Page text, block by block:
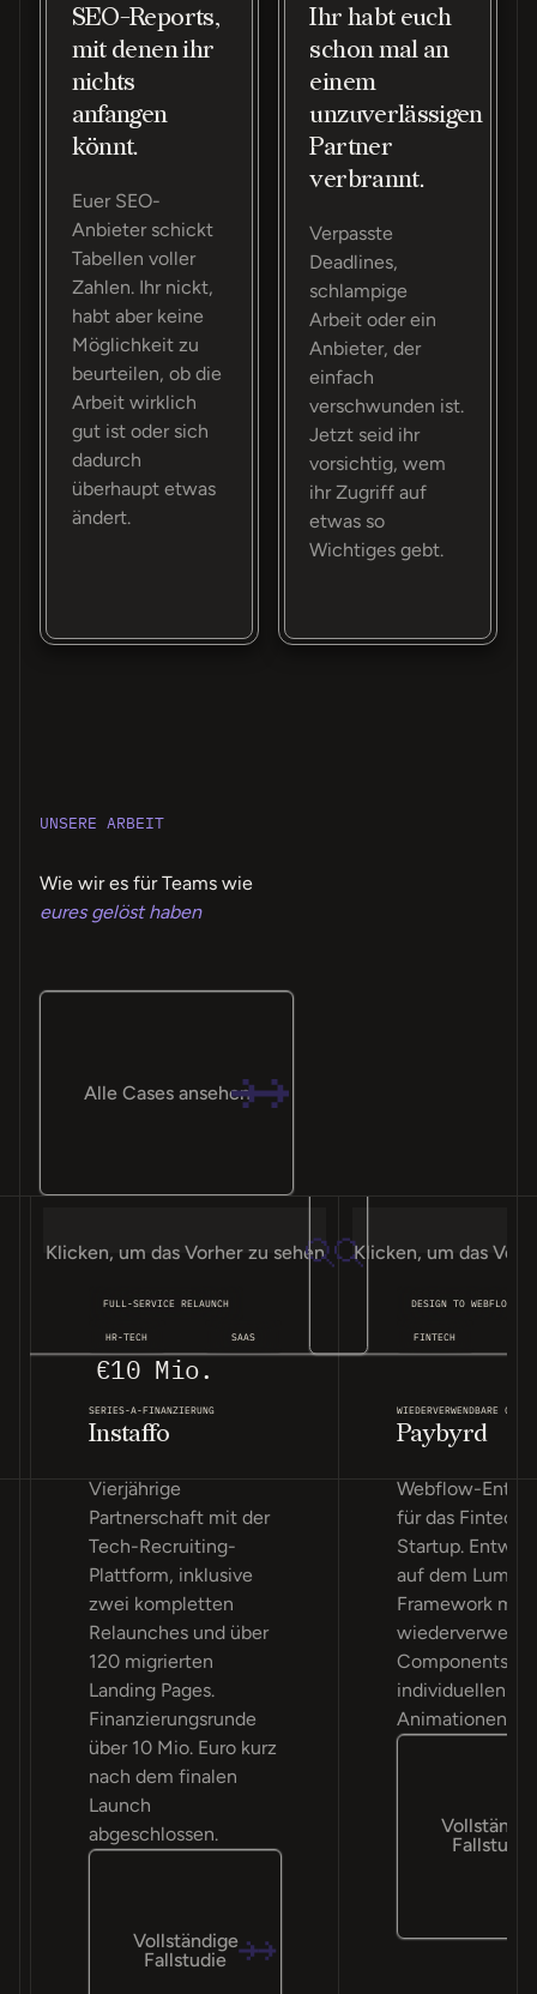
SEO-Reports,
mit denen ihr
nichts
anfangen
könnt.
Euer SEO-
Anbieter schickt
Tabellen voller
Zahlen. Ihr nickt,
habt aber keine
Möglichkeit zu
beurteilen, ob die
Arbeit wirklich
gut ist oder sich
dadurch
überhaupt etwas
ändert.
Ihr habt euch
schon mal an
einem
unzuverlässigen
Partner
verbrannt.
Verpasste
Deadlines,
schlampige
Arbeit oder ein
Anbieter, der
einfach
verschwunden ist.
Jetzt seid ihr
vorsichtig, wem
ihr Zugriff auf
etwas so
Wichtiges gebt.
UNSERE ARBEIT
Wie wir es für Teams wie
eures gelöst haben
Alle Cases ansehen
Klicken, um das Vorher zu sehen
FULL-SERVICE RELAUNCH
HR-TECH SAAS
€10 Mio.
SERIES-A-FINANZIERUNG
Instaffo
Vierjährige
Partnerschaft mit der
Tech-Recruiting-
Plattform, inklusive
zwei kompletten
Relaunches und über
120 migrierten
Landing Pages.
Finanzierungsrunde
über 10 Mio. Euro kurz
nach dem finalen
Launch
abgeschlossen.
Vollständige
Fallstudie
Klicken, um das
DESIGN TO WEBFLOW
FINTECH
WIEDERVERWENDBARE
Paybyrd
Webflow-
für das Fintech-
Startup.
auf dem Lumos
Framework mit
Components
individuellen
Animationen.
Fallstudie